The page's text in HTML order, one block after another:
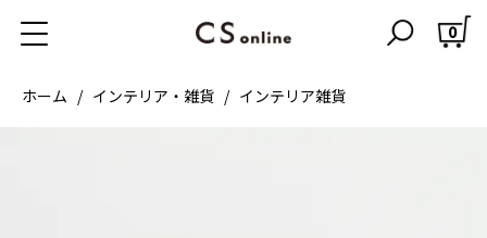
0
ホーム インテリア・雑貨 インテリア雑貨